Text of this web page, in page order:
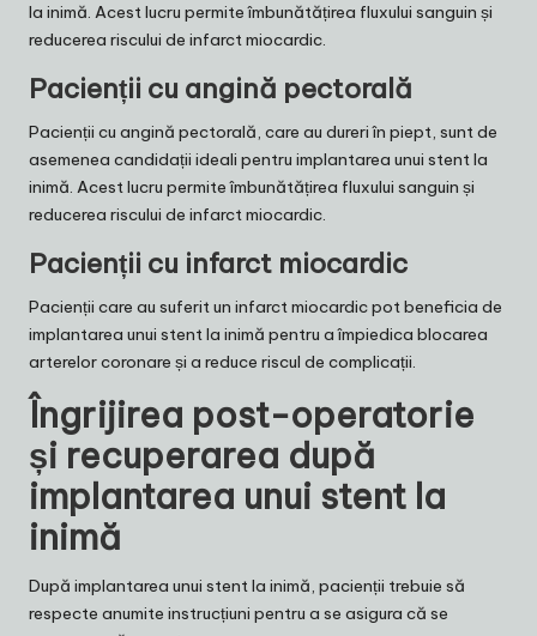
la inimă. Acest lucru permite îmbunătățirea fluxului sanguin și
reducerea riscului de infarct miocardic.
Pacienții cu angină pectorală
Pacienții cu angină pectorală, care au dureri în piept, sunt de
asemenea candidații ideali pentru implantarea unui stent la
inimă. Acest lucru permite îmbunătățirea fluxului sanguin și
reducerea riscului de infarct miocardic.
Pacienții cu infarct miocardic
Pacienții care au suferit un infarct miocardic pot beneficia de
implantarea unui stent la inimă pentru a împiedica blocarea
arterelor coronare și a reduce riscul de complicații.
Îngrijirea post-operatorie
și recuperarea după
implantarea unui stent la
inimă
După implantarea unui stent la inimă, pacienții trebuie să
respecte anumite instrucțiuni pentru a se asigura că se